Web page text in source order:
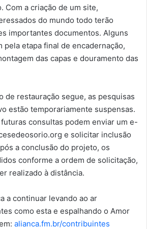
Com a criação de um site,
do mundo todo terão
importantes documentos. Alguns
pela etapa final de encadernação,
das capas e douramento das
de restauração segue, as pesquisas
estão temporariamente suspensas.
consultas podem enviar um e-
e solicitar inclusão
a conclusão do projeto, os
conforme a ordem de solicitação,
realizado à distância.
a continuar levando ao ar
como esta e espalhando o Amor
alianca.fm.br/contribuintes